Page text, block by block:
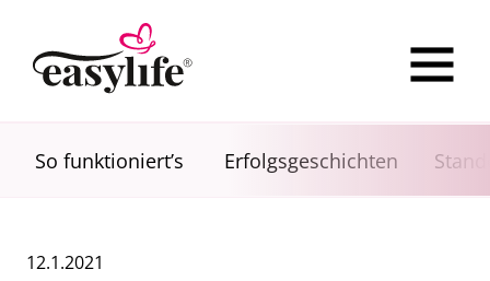
So funktioniert’s Erfolgsgeschichten
12.1.2021